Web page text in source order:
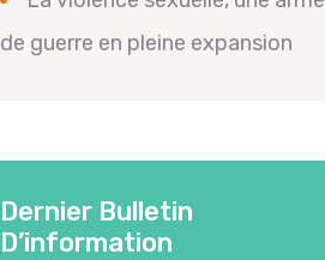
de guerre en pleine expansion
Dernier Bulletin
D’information